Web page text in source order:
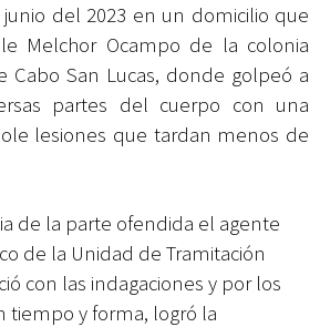
del 2023 en un domicilio que
Melchor Ocampo de la colonia
Cabo San Lucas, donde golpeó a
partes del cuerpo con una
lesiones que tardan menos de
de la parte ofendida el agente
de la Unidad de Tramitación
con las indagaciones y por los
tiempo y forma, logró la